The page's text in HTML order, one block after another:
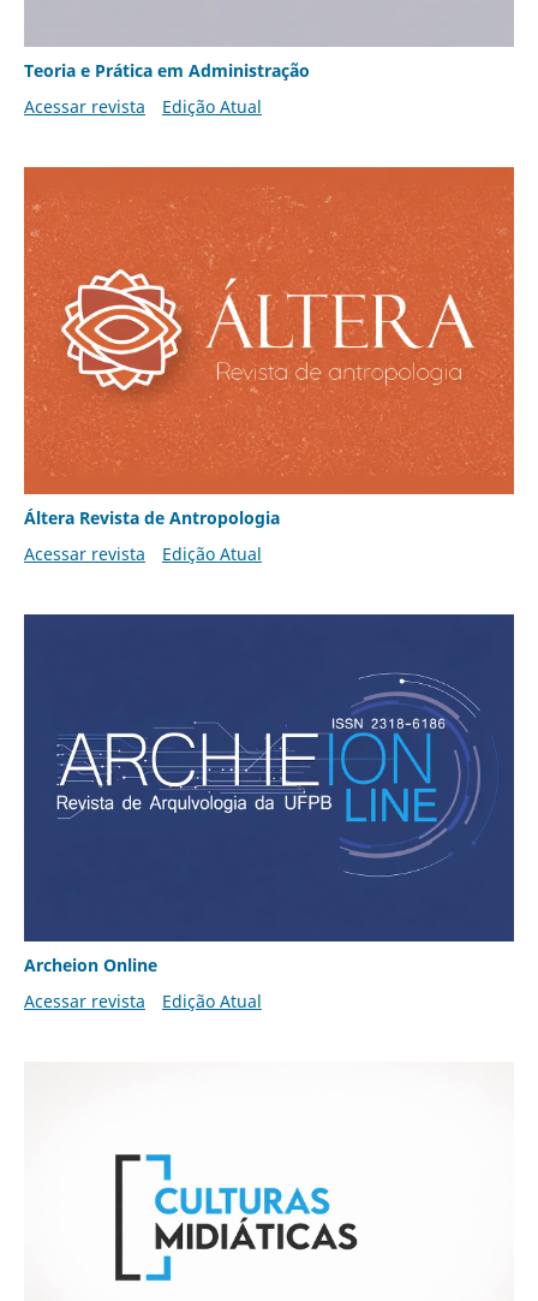
Teoria e Prática em Administração
Acessar revista
Edição Atual
Áltera Revista de Antropologia
Acessar revista
Edição Atual
Archeion Online
Acessar revista
Edição Atual